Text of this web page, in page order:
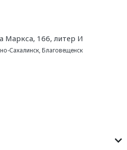
Маркса, 166, литер И
Сахалинск,Благовещенск